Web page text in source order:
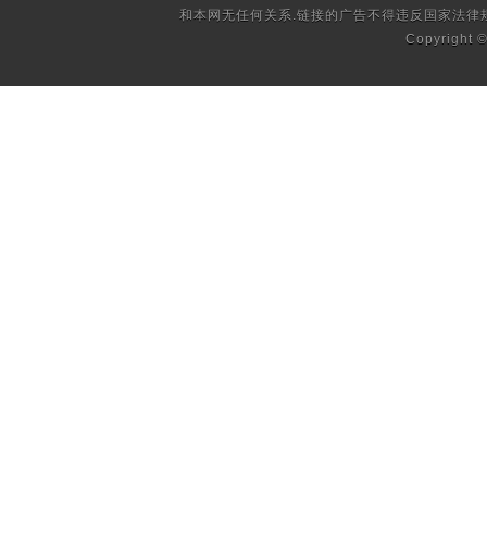
和本网无任何关系.链接的广告不得违反国家法律
Copyright